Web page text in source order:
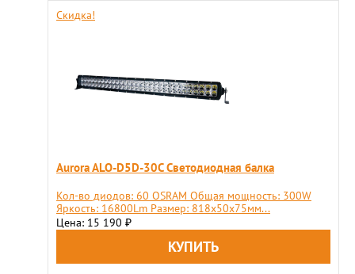
Скидка!
Aurora ALO-D5D-30C Светодиодная балка
Кол-во диодов: 60 OSRAM Общая мощность: 300W
Яркость: 16800Lm Размер: 818х50х75мм...
Цена: 15 190 ₽